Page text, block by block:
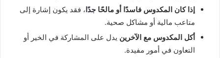
إذا كان المكدوس فاسدًا أو مالحًا جدًا ، فقد يكون إشارة إلى
متاعب مالية أو مشاكل صحية.
أكل المكدوس مع الآخرين يدل على المشاركة في الخير أو
التعاون في أمور مفيدة.